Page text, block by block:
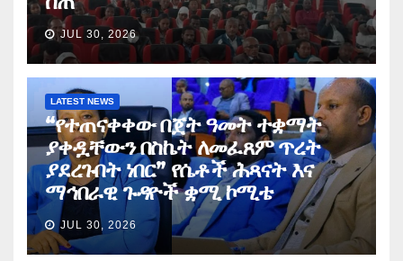
JUL 30, 2026
LATEST NEWS
“የተጠናቀቀው በጀት ዓመት ተቋማት
ያቀዷቸውን በስኬት ለመፈጸም ጥረት
ያደረጉበት ነበር” የሴቶች ሕጻናት እና
ማኅበራዊ ጉዳዮች ቋሚ ኮሚቴ
JUL 30, 2026